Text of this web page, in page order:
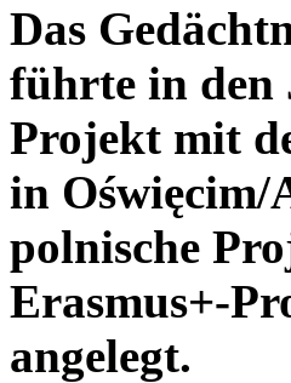
Das
führte in den
Projekt mit
in Oświęcim/
polnische
Erasmus+-
angelegt.